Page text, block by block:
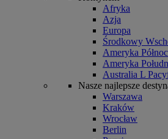
Afryka
Azja
Europa
Środkowy
Ameryka
Ameryka
Australia L
Nasze najlepsze
Warszawa
Kraków
Wrocław
Berlin